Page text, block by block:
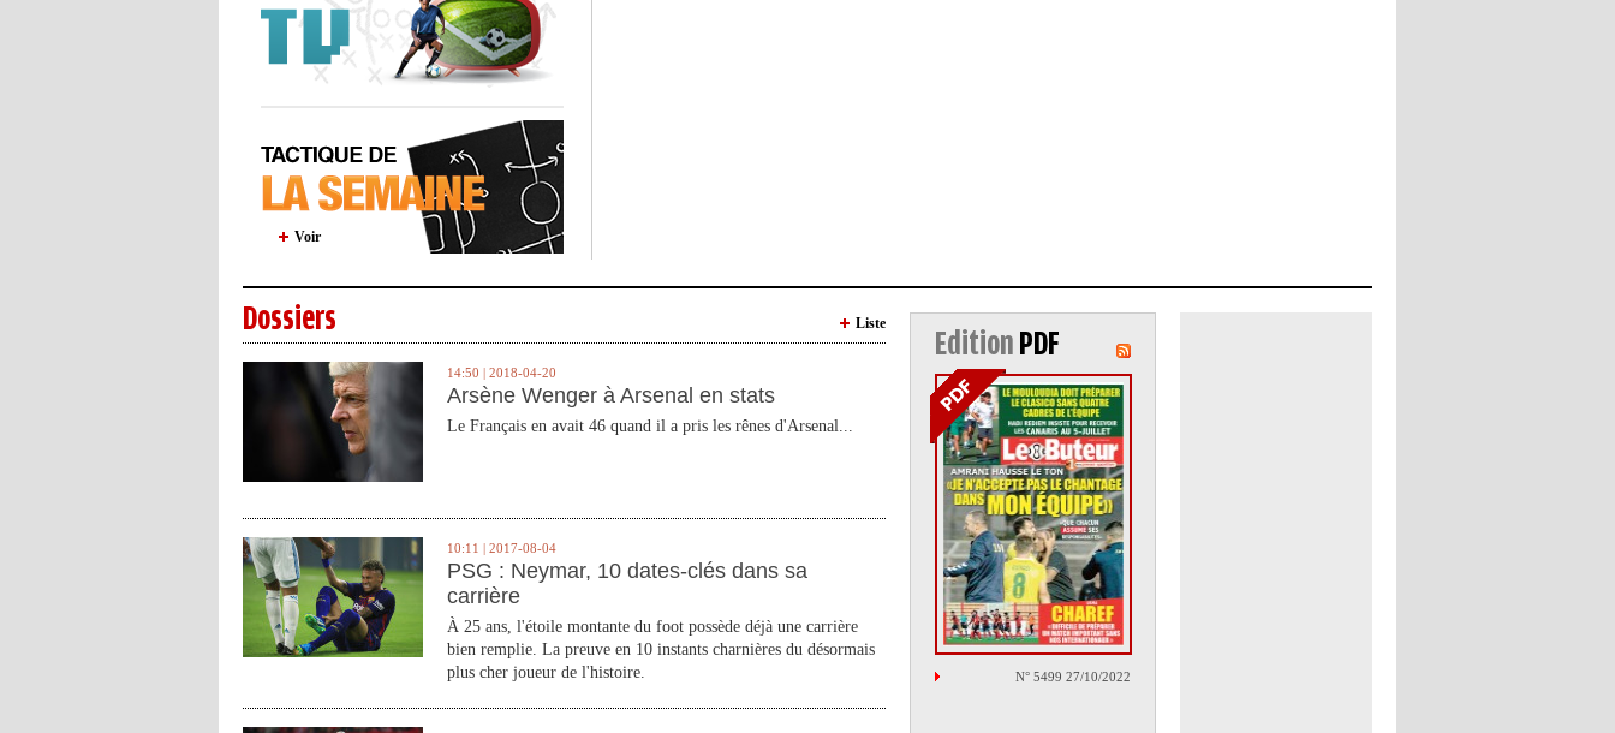
Voir
Dossiers Liste
14:50 | 2018-04-20
Arsène Wenger à Arsenal en stats
Le Français en avait 46 quand il a pris les rênes d'Arsenal...
10:11 | 2017-08-04
PSG : Neymar, 10 dates-clés dans sa
carrière
À 25 ans, l'étoile montante du foot possède déjà une carrière
bien remplie. La preuve en 10 instants charnières du désormais
plus cher joueur de l'histoire.
Edition PDF
N° 5499 27/10/2022